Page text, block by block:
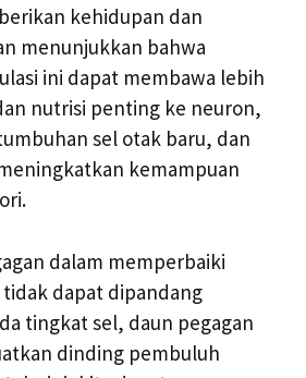
kehidupan dan
menunjukkan bahwa
ini dapat membawa lebih
nutrisi penting ke neuron,
sel otak baru, dan
kemampuan
dalam memperbaiki
dapat dipandang
tingkat sel, daun pegagan
dinding pembuluh